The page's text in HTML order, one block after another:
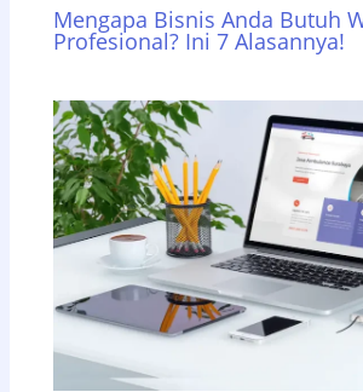
Mengapa Bisnis Anda Butuh
Profesional? Ini 7 Alasannya!